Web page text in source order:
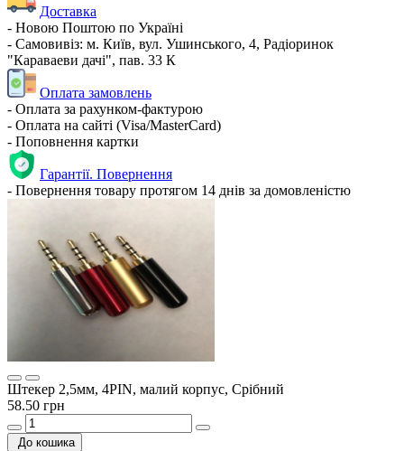
Доставка
- Новою Поштою по Україні
- Самовивіз: м. Київ, вул. Ушинського, 4, Радіоринок
"Караваеви дачі", пав. 33 К
Оплата замовлень
- Оплата за рахунком-фактурою
- Оплата на сайті (Visa/MasterCard)
- Поповнення картки
Гарантії. Повернення
- Повернення товару протягом 14 днів за домовленістю
Штекер 2,5мм, 4PIN, малий корпус, Срібний
58.50 грн
До кошика